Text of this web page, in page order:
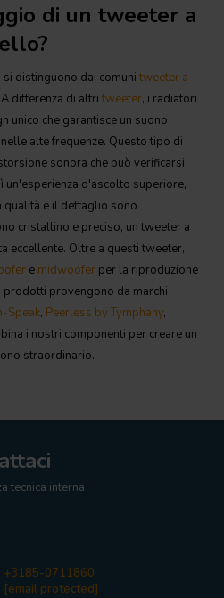
di un tweeter a
si distinguono dai comunitweeter a
A differenza di altritweeter, i radiatori
unico che garantisce un suono
alte frequenze. Questo tipo di
sonora che può verificarsi
d'ascolto superiore,
qualità e il dettaglio sono
cristallino e preciso, un tweeter a
eccellente. Oltre a questi tweeter,
e midwoofer per la riproduzione
provengono da marchi
Speak, Peerless by Tymphany,
i nostri componenti per creare un
straordinario.
tecnica interna
+3185-0711860
[email protected]